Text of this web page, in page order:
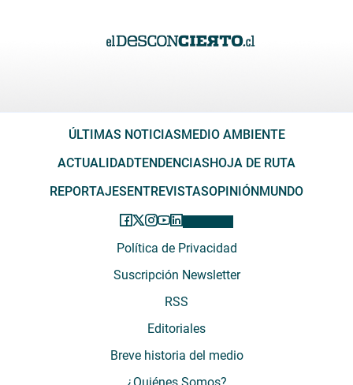
ÚLTIMAS NOTICIASMEDIO AMBIENTE
ACTUALIDADTENDENCIASHOJA DE RUTA
REPORTAJESENTREVISTASOPINIÓNMUNDO
Política de Privacidad
Suscripción Newsletter
RSS
Editoriales
Breve historia del medio